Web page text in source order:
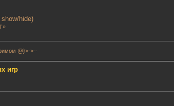
hide)
»
@}>->--
игр